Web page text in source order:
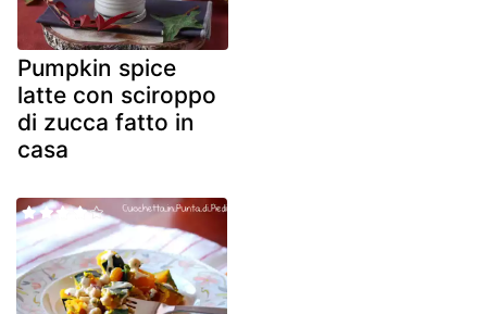
Pumpkin spice
latte con sciroppo
di zucca fatto in
casa